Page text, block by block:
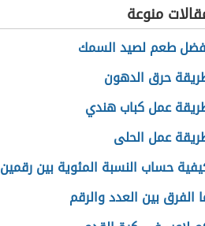
منوعة
طعم لصيد السمك
حرق الدهون
عمل كباب هندي
عمل الحلى
حساب النسبة المئوية بين رقمين
الفرق بين العدد والرقم